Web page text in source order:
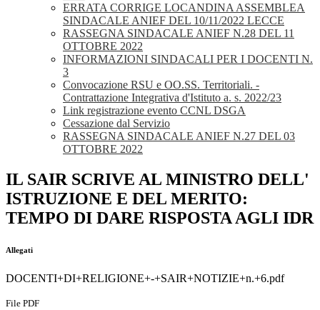
ERRATA CORRIGE LOCANDINA ASSEMBLEA
SINDACALE ANIEF DEL 10/11/2022 LECCE
RASSEGNA SINDACALE ANIEF N.28 DEL 11
OTTOBRE 2022
INFORMAZIONI SINDACALI PER I DOCENTI N.
3
Convocazione RSU e OO.SS. Territoriali. -
Contrattazione Integrativa d'Istituto a. s. 2022/23
Link registrazione evento CCNL DSGA
Cessazione dal Servizio
RASSEGNA SINDACALE ANIEF N.27 DEL 03
OTTOBRE 2022
IL SAIR SCRIVE AL MINISTRO DELL'
ISTRUZIONE E DEL MERITO:
TEMPO DI DARE RISPOSTA AGLI IDR
Allegati
DOCENTI+DI+RELIGIONE+-+SAIR+NOTIZIE+n.+6.pdf
File PDF